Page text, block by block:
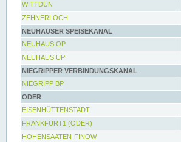
WITTDÜN
ZEHNERLOCH
NEUHAUSER SPEISEKANAL
NEUHAUS OP
NEUHAUS UP
NIEGRIPPER VERBINDUNGSKANAL
NIEGRIPP BP
ODER
EISENHÜTTENSTADT
FRANKFURT1 (ODER)
HOHENSAATEN-FINOW